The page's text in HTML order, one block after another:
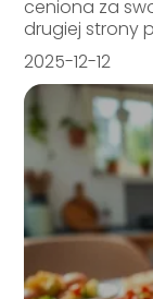
ceniona za
drugiej strony
2025-12-12